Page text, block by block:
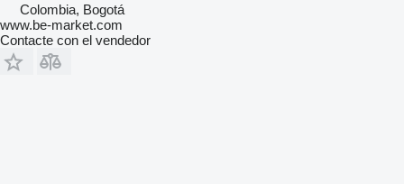
Colombia, Bogotá
www.be-market.com
Contacte con el vendedor